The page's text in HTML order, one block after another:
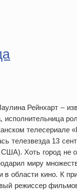
Рейнхарт –
исполнительница
телесериале
телезвезда 13
Хоть город не
миру
в области кино. К
режиссер